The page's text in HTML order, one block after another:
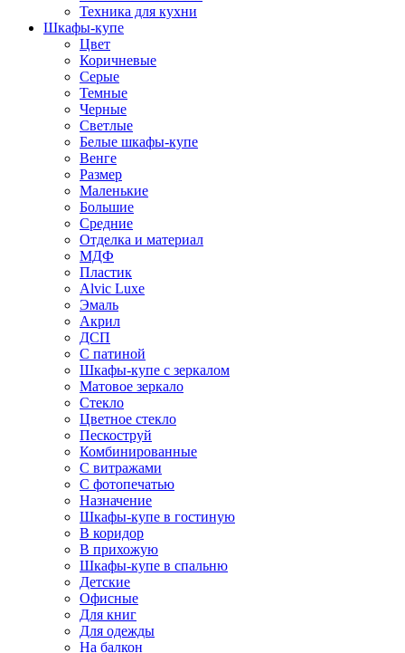
Техника для кухни
Шкафы-купе
Цвет
Коричневые
Серые
Темные
Черные
Светлые
Белые шкафы-купе
Венге
Размер
Маленькие
Большие
Средние
Отделка и материал
МДФ
Пластик
Alvic Luxe
Эмаль
Акрил
ДСП
С патиной
Шкафы-купе с зеркалом
Матовое зеркало
Стекло
Цветное стекло
Пескоструй
Комбинированные
С витражами
С фотопечатью
Назначение
Шкафы-купе в гостиную
В коридор
В прихожую
Шкафы-купе в спальню
Детские
Офисные
Для книг
Для одежды
На балкон